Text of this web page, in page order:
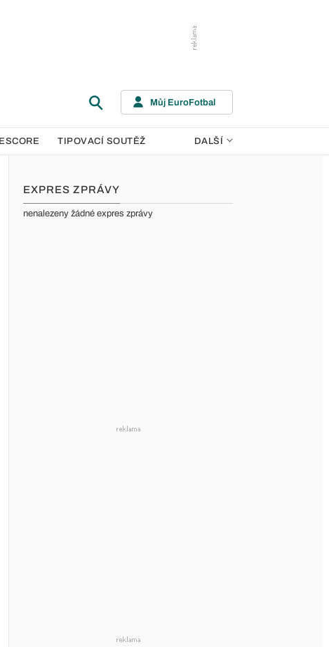
Můj EuroFotbal
TIPOVACÍ SOUTĚŽ DALŠÍ
EXPRES ZPRÁVY
nenalezeny žádné expres zprávy